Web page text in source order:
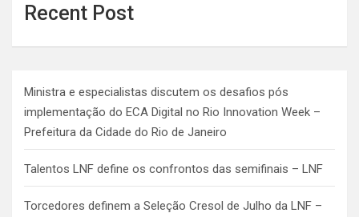
Recent Post
Ministra e especialistas discutem os desafios pós
implementação do ECA Digital no Rio Innovation Week –
Prefeitura da Cidade do Rio de Janeiro
Talentos LNF define os confrontos das semifinais – LNF
Torcedores definem a Seleção Cresol de Julho da LNF –